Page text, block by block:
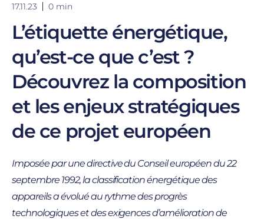
17.11.23 0 min
L’étiquette énergétique,
qu’est-ce que c’est ?
Découvrez la composition
et les enjeux stratégiques
de ce projet européen
Imposée par une directive du Conseil européen du 22
septembre 1992, la classification énergétique des
appareils a évolué au rythme des progrès
technologiques et des exigences d’amélioration de